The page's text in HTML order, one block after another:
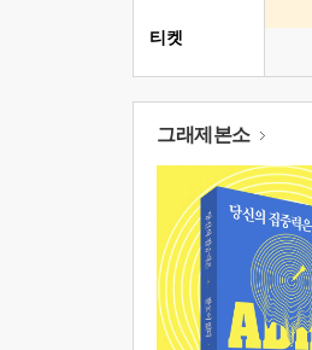
티켓
그래제본소